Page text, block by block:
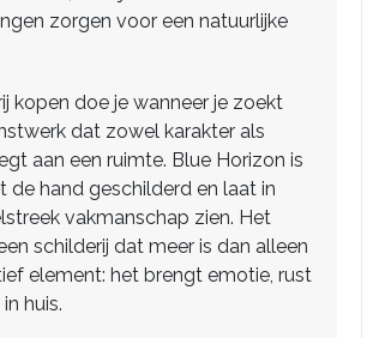
zorgen voor een natuurlijke
kopen doe je wanneer je zoekt
dat zowel karakter als
aan een ruimte. Blue Horizon is
de hand geschilderd en laat in
vakmanschap zien. Het
schilderij dat meer is dan alleen
element: het brengt emotie, rust
huis.